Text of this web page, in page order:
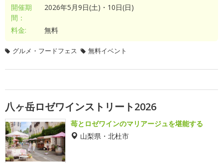
開催期
間：
2026年5月9日(土)・10日(日)
料金: 無料
グルメ・フードフェス 無料イベント
八ヶ岳ロゼワインストリート2026
苺とロゼワインのマリアージュを堪能する
山梨県・北杜市